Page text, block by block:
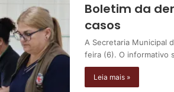
Boletim da
casos
A Secretaria Municipal
feira (6). O informativo
Leia mais »